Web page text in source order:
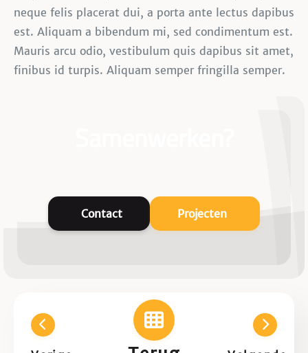
neque felis placerat dui, a porta ante lectus dapibus
est. Aliquam a bibendum mi, sed condimentum est.
Mauris arcu odio, vestibulum quis dapibus sit amet,
finibus id turpis. Aliquam semper fringilla semper.
Contact Projecten